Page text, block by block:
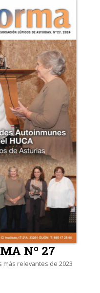
Nº 27
más relevantes de 2023